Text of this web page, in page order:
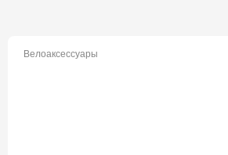
Велоаксессуары